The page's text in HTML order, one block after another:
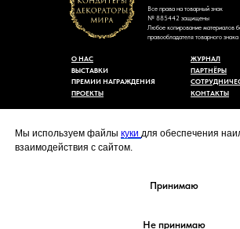
Мы используем файлы куки для обеспечения
взаимодействия с сайтом.
Принимаю
Не принимаю
Все права на товарный знак
№ 885442 защищены
Любое копирование материалов
правообладателя товарного
cakeartistworld@mail.ru
КОНТАКТЫ
ЖУРНАЛ
ПАРТНЁРЫ
ПРЕМИИ НАГРАЖДЕНИЯ
ПРОЕКТЫ
ВЫСТАВКИ
О НАС
Политика конфиденциальности
Согласие на обработку персональных